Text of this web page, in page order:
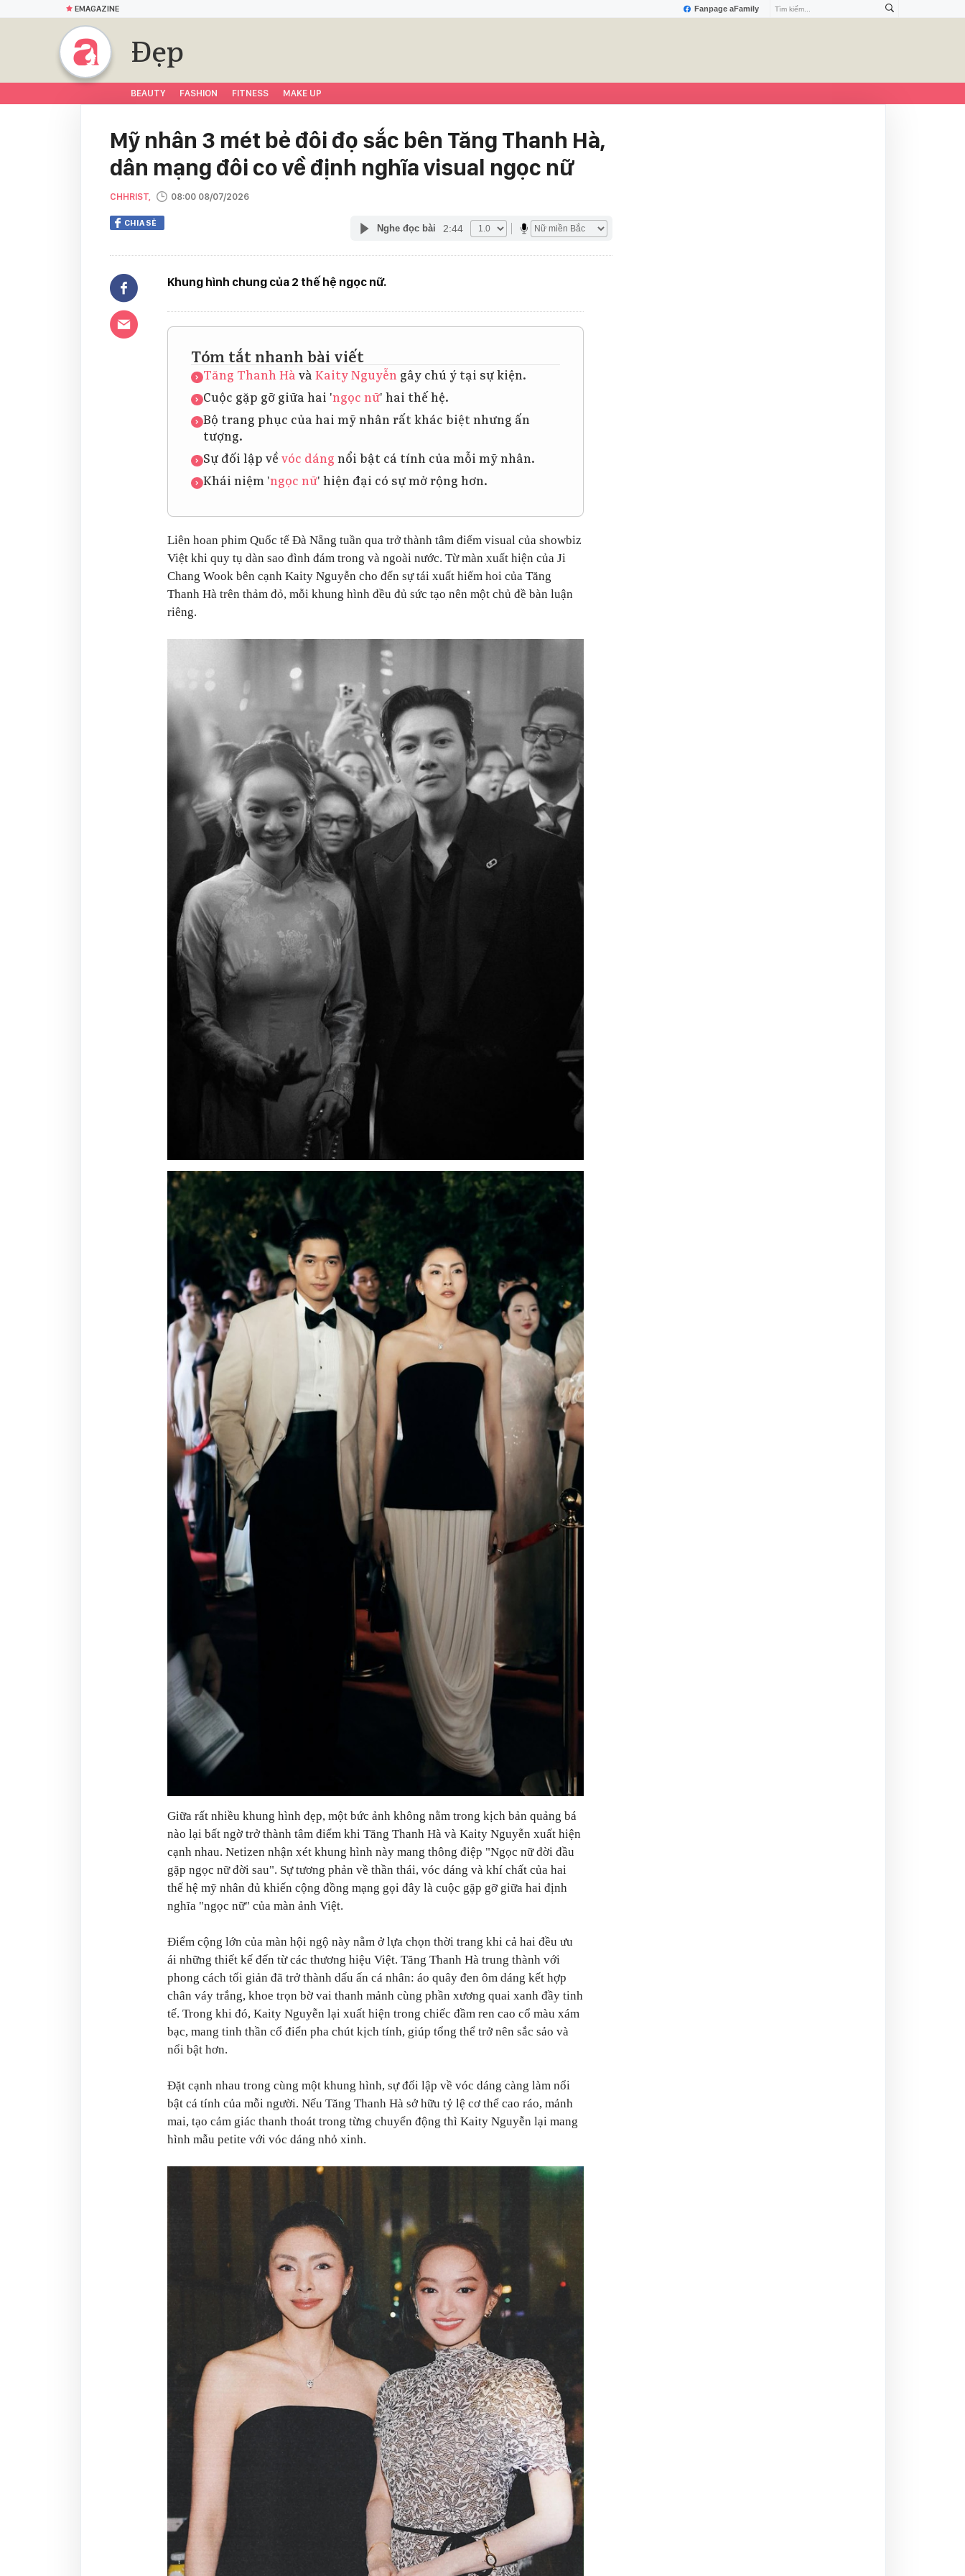
Fanpage aFamily
EMAGAZINE
Đẹp
BEAUTY FASHION FITNESS MAKE UP
Mỹ nhân 3 mét bẻ đôi đọ sắc bên Tăng Thanh Hà,
dân mạng đôi co về định nghĩa visual ngọc nữ
CHHRIST, 08:00 08/07/2026
CHIA SẺ Nghe đọc bài 2:44
Khung hình chung của 2 thế hệ ngọc nữ.
Tóm tắt nhanh bài viết
Tăng Thanh Hà và Kaity Nguyễngây chú ý tại sự kiện.
Cuộc gặp gỡ giữa hai 'ngọc nữ' hai thế hệ.
Bộ trang phục của hai mỹ nhân rất khác biệt nhưng ấn
tượng.
Sự đối lập về vóc dáng nổi bật cá tính của mỗi mỹ nhân.
Khái niệm 'ngọc nữ' hiện đại có sự mở rộng hơn.
Liên hoan phim Quốc tế Đà Nẵng tuần qua trở thành tâm điểm visual của showbiz
Việt khi quy tụ dàn sao đình đám trong và ngoài nước. Từ màn xuất hiện của Ji
Chang Wook bên cạnh Kaity Nguyễn cho đến sự tái xuất hiếm hoi của Tăng
Thanh Hà trên thảm đỏ, mỗi khung hình đều đủ sức tạo nên một chủ đề bàn luận
riêng.
Giữa rất nhiều khung hình đẹp, một bức ảnh không nằm trong kịch bản quảng bá
nào lại bất ngờ trở thành tâm điểm khi Tăng Thanh Hà và Kaity Nguyễn xuất hiện
cạnh nhau. Netizen nhận xét khung hình này mang thông điệp "Ngọc nữ đời đầu
gặp ngọc nữ đời sau". Sự tương phản về thần thái, vóc dáng và khí chất của hai
thế hệ mỹ nhân đủ khiến cộng đồng mạng gọi đây là cuộc gặp gỡ giữa hai định
nghĩa "ngọc nữ" của màn ảnh Việt.
Điểm cộng lớn của màn hội ngộ này nằm ở lựa chọn thời trang khi cả hai đều ưu
ái những thiết kế đến từ các thương hiệu Việt. Tăng Thanh Hà trung thành với
phong cách tối giản đã trở thành dấu ấn cá nhân: áo quây đen ôm dáng kết hợp
chân váy trắng, khoe trọn bờ vai thanh mảnh cùng phần xương quai xanh đầy tinh
tế. Trong khi đó, Kaity Nguyễn lại xuất hiện trong chiếc đầm ren cao cổ màu xám
bạc, mang tinh thần cổ điển pha chút kịch tính, giúp tổng thể trở nên sắc sảo và
nổi bật hơn.
Đặt cạnh nhau trong cùng một khung hình, sự đối lập về vóc dáng càng làm nổi
bật cá tính của mỗi người. Nếu Tăng Thanh Hà sở hữu tỷ lệ cơ thể cao ráo, mảnh
mai, tạo cảm giác thanh thoát trong từng chuyển động thì Kaity Nguyễn lại mang
hình mẫu petite với vóc dáng nhỏ xinh.